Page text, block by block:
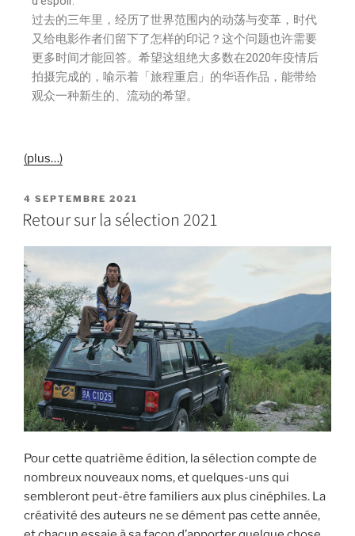
过去的三年里，经历了世界范围内的动荡与变革，时代
又给电影作者们留下了怎样的印记？这个问题也许需要
更多时间才能回答。希望这组绝大多数在2020年疫情后
拍摄完成的，喻示着「旅程重启」的华语作品，能带给
观众一种新生的、流动的希望。
(plus…)
4 SEPTEMBRE 2021
Retour sur la sélection 2021
Pour cette quatrième édition, la sélection compte de
nombreux nouveaux noms, et quelques-uns qui
sembleront peut-être familiers aux plus cinéphiles. La
créativité des auteurs ne se dément pas cette année,